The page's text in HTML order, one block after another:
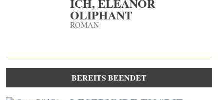
OLIPHANT
ROMAN
BEREITS BEENDET